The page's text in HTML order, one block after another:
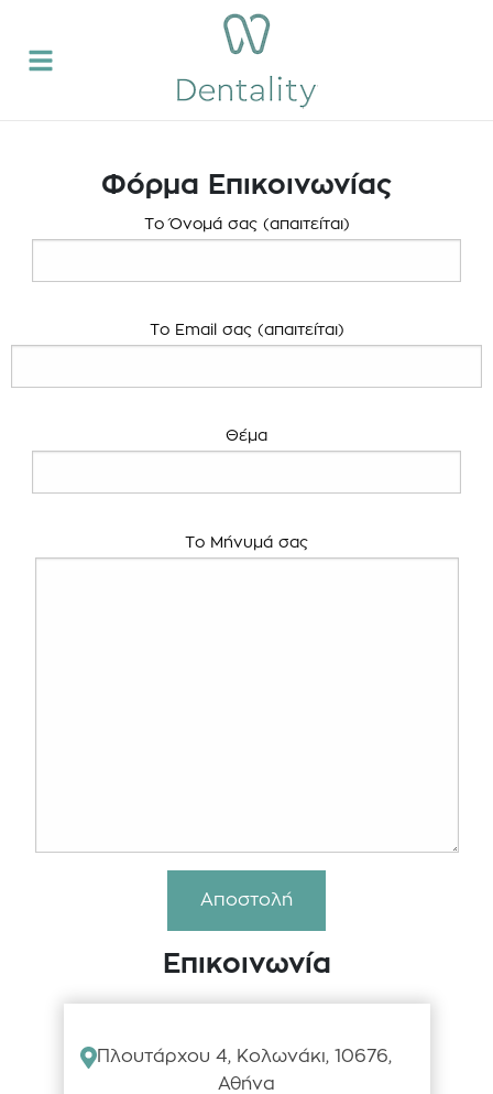
Φόρμα Επικοινωνίας
Το Όνομά σας (απαιτείται)
Το Email σας (απαιτείται)
Θέμα
Το Μήνυμά σας
Επικοινωνία
Πλουτάρχου 4, Κολωνάκι, 10676,
Αθήνα